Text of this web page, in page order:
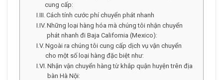
cung cấp:
Cách tính cước phí chuyển phát nhanh
Những loại hàng hóa mà chúng tôi nhận chuyển
phát nhanh đi Baja California (Mexico):
Ngoài ra chúng tôi cung cấp dịch vụ vận chuyển
cho một số loại hàng đặc biệt như:
Nhận vận chuyển hàng từ khắp quận huyện trên địa
bàn Hà Nội: